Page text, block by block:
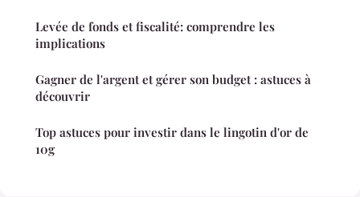
Levée de fonds et fiscalité: comprendre les
implications
Gagner de l'argent et gérer son budget : astuces à
découvrir
Top astuces pour investir dans le lingotin d'or de
10g